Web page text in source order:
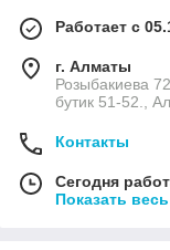
Работает с
г. Алматы
Розыбакиева
бутик 51-52.,
Контакты
Сегодня
Показать